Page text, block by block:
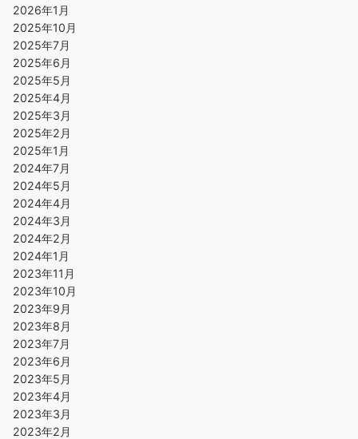
2026年1月
2025年10月
2025年7月
2025年6月
2025年5月
2025年4月
2025年3月
2025年2月
2025年1月
2024年7月
2024年5月
2024年4月
2024年3月
2024年2月
2024年1月
2023年11月
2023年10月
2023年9月
2023年8月
2023年7月
2023年6月
2023年5月
2023年4月
2023年3月
2023年2月